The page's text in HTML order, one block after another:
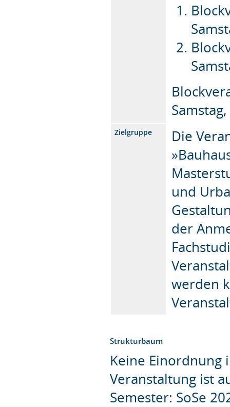
Zielgruppe
Die
und
der
werden
Strukturbaum
Keine Einordnung
Veranstaltung ist
Semester: SoSe